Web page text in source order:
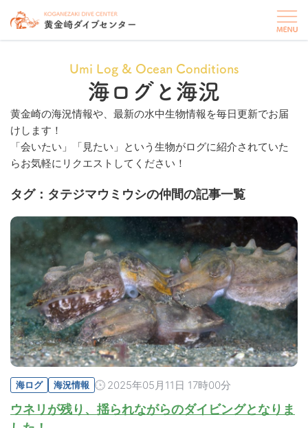
Umi Log & Ocean Conditions
海ログと海況
黄金崎の海況情報や、最新の水中生物情報を毎日更新でお届
けします！
「会いたい」「見たい」という生物がログに紹介されていた
らお気軽にリクエストしてください！
タグ：タテジマウミウシの仲間の記事一覧
海ログ 海況情報 2025年05月11日 17時00分
ウネリが残り、揺られながらのダイビングとなりま